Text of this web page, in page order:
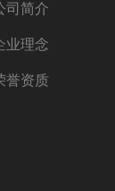
司简介
业理念
誉资质